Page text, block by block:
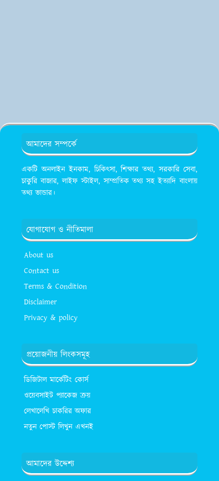
আমাদের সম্পর্কে
একটি অনলাইন ইনকাম, চিকিৎসা, শিক্ষার তথ্য, সরকারি সেবা,
চাকুরি বাজার, লাইফ স্টাইল, সাম্প্রতিক তথ্য সহ ইত্যাদি বাংলায়
তথ্য ভান্ডার।
যোগাযোগ ও নীতিমালা
About us
Contact us
Terms & Condition
Disclaimer
Privacy & policy
প্রয়োজনীয় লিংকসমূহ
ডিজিটাল মার্কেটিং কোর্স
ওয়েবসাইট প্যাকেজ ক্রয়
লেখালেখি চাকরির অফার
নতুন পোস্ট লিখুন এখনই
আমাদের উদ্দেশ্য